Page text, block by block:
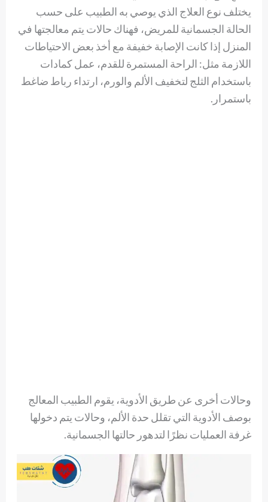
يختلف نوع العلاج الذي يوصي به الطبيب على حسب
الحالة الجسمانية للمريض، فهناك حالات يتم معالجتها في
المنزل إذا كانت الإصابة خفيفة مع أخذ بعض الاحتياطات
اللازمة مثل: الراحة المستمرة للقدم، عمل كمادات
باستخدام الثلج لتخفيف الألم والورم، ارتداء رباط ضاغط
باستمرار.
وحالات أخرى عن طريق الأدوية، يقوم الطبيب المعالج
بوصف الأدوية التي تقلل حدة الألم، وحالات يتم دخولها
غرفة العمليات نظرًا لتدهور حالتها الجسمانية.